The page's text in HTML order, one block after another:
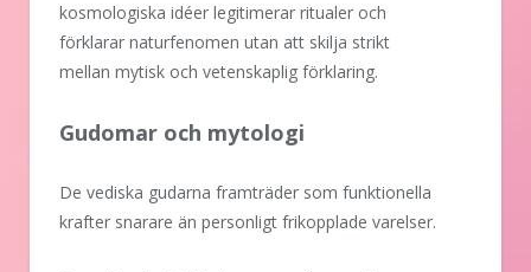
kosmologiska idéer legitimerar ritualer och
förklarar naturfenomen utan att skilja strikt
mellan mytisk och vetenskaplig förklaring.
Gudomar och mytologi
De vediska gudarna framträder som funktionella
krafter snarare än personligt frikopplade varelser.